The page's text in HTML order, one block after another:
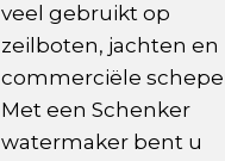
veel gebruikt op
zeilboten, jachten en
commerciële
Met een Schenker
watermaker bent u